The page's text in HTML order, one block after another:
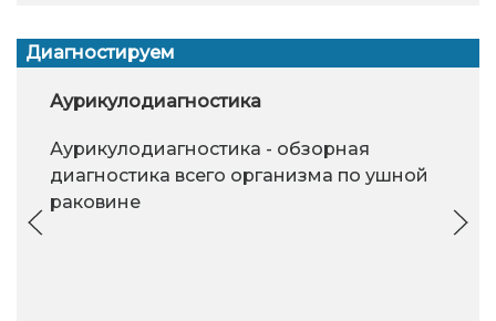
Диагностируем
Аурикулодиагностика
Аурикулодиагностика - обзорная
диагностика всего организма по ушной
раковине